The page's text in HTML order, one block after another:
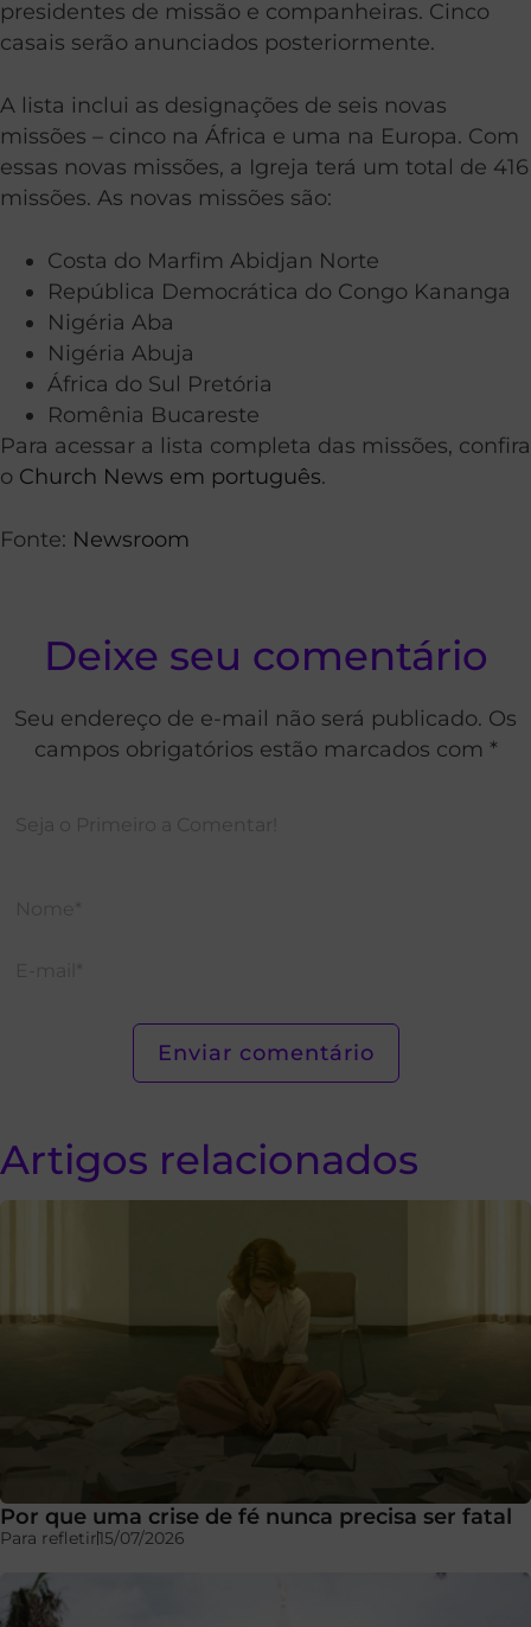
presidentes de missão e companheiras. Cinco
casais serão anunciados posteriormente.
A lista inclui as designações de seis novas
missões – cinco na África e uma na Europa. Com
essas novas missões, a Igreja terá um total de 416
missões. As novas missões são:
Costa do Marfim Abidjan Norte
República Democrática do Congo Kananga
Nigéria Aba
Nigéria Abuja
África do Sul Pretória
Romênia Bucareste
Para acessar a lista completa das missões, confira
o Church News em português.
Fonte: Newsroom
Deixe seu comentário
Seu endereço de e-mail não será publicado. Os
campos obrigatórios estão marcados com *
Artigos relacionados
Por que uma crise de fé nunca precisa ser fatal
Para refletir15/07/2026